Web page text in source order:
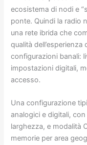
ecosistema di nodi e
ponte. Quindi la radio
una rete ibrida che
qualità
configurazioni banali:
impostazioni digitali,
accesso.
Una configurazione
analogici e digitali,
larghezza, e modalità
memorie per area